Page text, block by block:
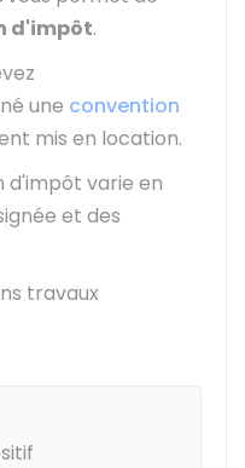
d'impôt.
une convention
mis en location.
d'impôt varie en
et des
travaux